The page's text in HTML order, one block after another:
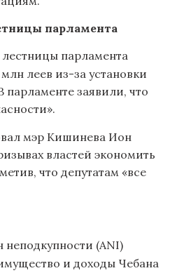
парламента
парламента
леев из-за установки
парламенте заявили, что
мэр Кишинева Ион
властей экономить
что депутатам «все
(ANI)
и доходы Чебана